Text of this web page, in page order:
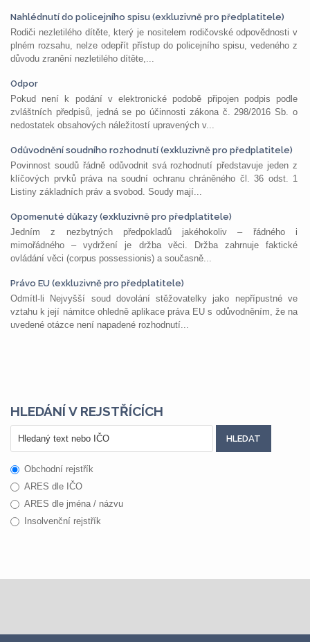
Nahlédnutí do policejního spisu (exkluzivně pro předplatitele)
Rodiči nezletilého dítěte, který je nositelem rodičovské odpovědnosti v
plném rozsahu, nelze odepřít přístup do policejního spisu, vedeného z
důvodu zranění nezletilého dítěte,...
Odpor
Pokud není k podání v elektronické podobě připojen podpis podle
zvláštních předpisů, jedná se po účinnosti zákona č. 298/2016 Sb. o
nedostatek obsahových náležitostí upravených v...
Odůvodnění soudního rozhodnutí (exkluzivně pro předplatitele)
Povinnost soudů řádně odůvodnit svá rozhodnutí představuje jeden z
klíčových prvků práva na soudní ochranu chráněného čl. 36 odst. 1
Listiny základních práv a svobod. Soudy mají...
Opomenuté důkazy (exkluzivně pro předplatitele)
Jedním z nezbytných předpokladů jakéhokoliv – řádného i
mimořádného – vydržení je držba věci. Držba zahrnuje faktické
ovládání věci (corpus possessionis) a současně...
Právo EU (exkluzivně pro předplatitele)
Odmítl-li Nejvyšší soud dovolání stěžovatelky jako nepřípustné ve
vztahu k její námitce ohledně aplikace práva EU s odůvodněním, že na
uvedené otázce není napadené rozhodnutí...
HLEDÁNÍ V REJSTŘÍCÍCH
Obchodní rejstřík
ARES dle IČO
ARES dle jména / názvu
Insolvenční rejstřík